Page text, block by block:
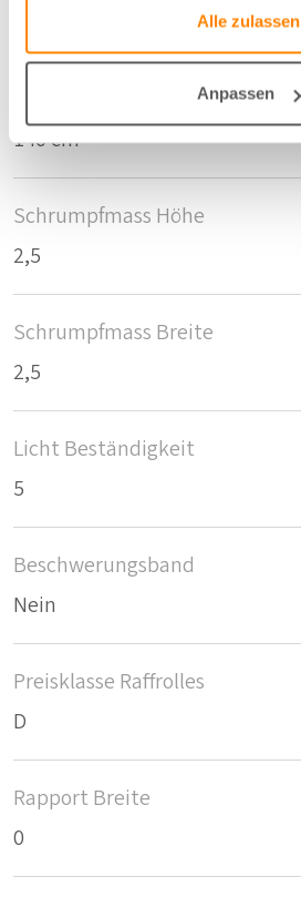
Alle zulassen
Anpassen
140 cm
Schrumpfmass Höhe
2,5
Schrumpfmass Breite
2,5
Licht Beständigkeit
5
Beschwerungsband
Nein
Preisklasse Raffrolles
D
Rapport Breite
0